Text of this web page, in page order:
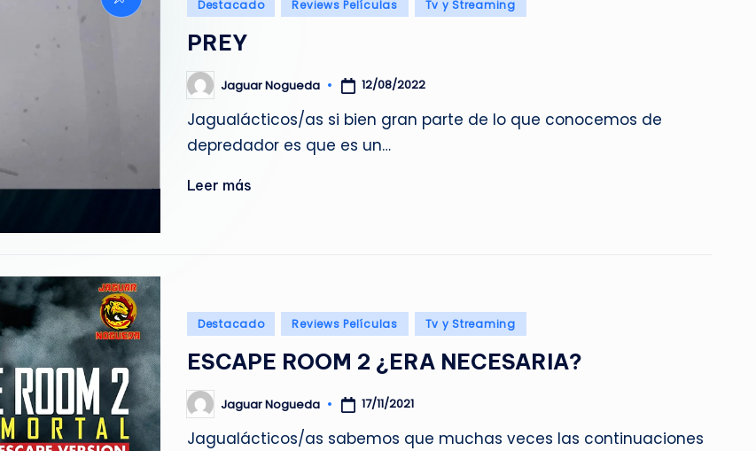
Destacado Reviews Películas Tv y Streaming
PREY
Publicado
por
Jaguar Nogueda 12/08/2022
Jagualácticos/as si bien gran parte de lo que conocemos de
depredador es que es un…
Leer más
Publicado
Destacado Reviews Películas Tv y Streaming
ESCAPE ROOM 2 ¿ERA NECESARIA?
Publicado
por
Jaguar Nogueda 17/11/2021
Jagualácticos/as sabemos que muchas veces las continuaciones